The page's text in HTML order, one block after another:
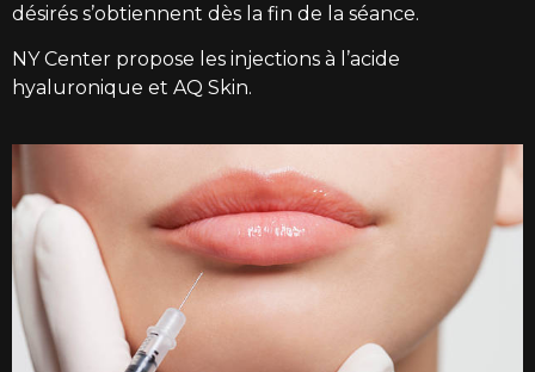
désirés s’obtiennent dès la fin de la séance.
NY Center propose les injections à l’acide
hyaluronique et AQ Skin.